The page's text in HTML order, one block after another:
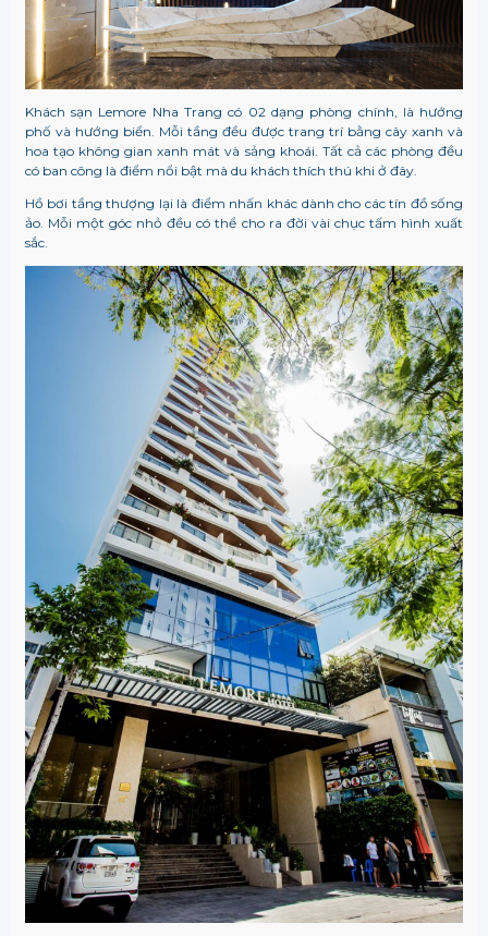
Khách sạn Lemore Nha Trang có 02 dạng phòng chính, là hướng
phố và hướng biển. Mỗi tầng đều được trang trí bằng cây xanh và
hoa tạo không gian xanh mát và sảng khoái. Tất cả các phòng đều
có ban công là điểm nổi bật mà du khách thích thú khi ở đây.
Hồ bơi tầng thượng lại là điểm nhấn khác dành cho các tín đồ sống
ảo. Mỗi một góc nhỏ đều có thể cho ra đời vài chục tấm hình xuất
sắc.